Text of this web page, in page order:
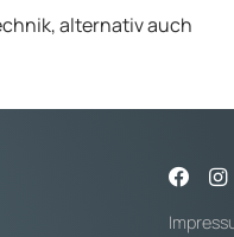
alternativ auch